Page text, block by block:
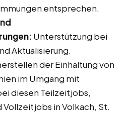
entsprechen.
Unterstützung bei
Aktualisierung.
der Einhaltung von
im Umgang mit
diesen Teilzeitjobs,
in Volkach, St.